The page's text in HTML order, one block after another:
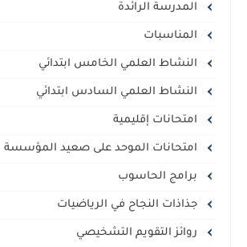
المدرسة الرائدة
المناسبات
النشاط العلمي الخامس ابتدائي
النشاط العلمي السادس ابتدائي
امتحانات إقليمية
امتحانات الموحد على صعيد المؤسسة
برامج الحاسوب
جذاذات النجاح في الرياضيات
روائز التقويم التشخيصي